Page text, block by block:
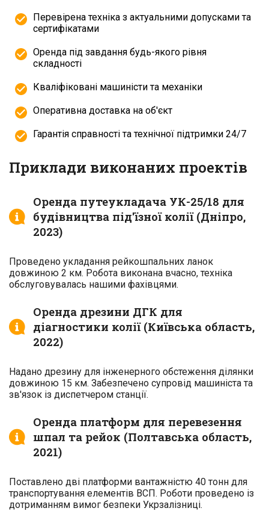
Перевірена техніка з актуальними допусками та
сертифікатами
Оренда під завдання будь-якого рівня
складності
Кваліфіковані машиністи та механіки
Оперативна доставка на об'єкт
Гарантія справності та технічної підтримки 24/7
Приклади виконаних проектів
Оренда путеукладача УК-25/18 для
будівництва під'їзної колії (Дніпро,
2023)
Проведено укладання рейкошпальних ланок
довжиною 2 км. Робота виконана вчасно, техніка
обслуговувалась нашими фахівцями.
Оренда дрезини ДГК для
діагностики колії (Київська область,
2022)
Надано дрезину для інженерного обстеження ділянки
довжиною 15 км. Забезпечено супровід машиніста та
зв'язок із диспетчером станції.
Оренда платформ для перевезення
шпал та рейок (Полтавська область,
2021)
Поставлено дві платформи вантажністю 40 тонн для
транспортування елементів ВСП. Роботи проведено із
дотриманням вимог безпеки Укрзалізниці.